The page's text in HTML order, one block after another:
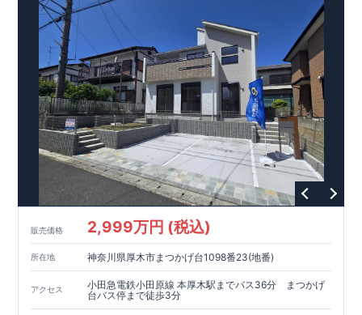
間取りのポイント
■ ホテルライクで実用的な洗面スペース
（オープンサニタリー
irodori／詳細ページへ）
可変型プランの主寝室＋WIC主寝室にはウォークインクローゼッ
トを設置。 将来、間仕切り壁（有償）を設けることで、 プラス
室として使える可変型の間取りです。
家計にやさしい住宅性能
長期優良住宅
住宅ローン控除額の優遇、 固定資産税の減額期間延長など 税制
面でのメリットが受けられます。
耐震等級 制震ダンパー 建築基準法の1.5倍の耐震性。
％）対象です。
太陽光発電 標準搭載
自家消費分は月額サービス料０円 。※サービス期間（
中の売電収入は事業者に帰属しますが、
契約満了後は売電収入
を含めお客様に帰属します。
販売価格 2,999万円 (税込)
所在地 神奈川県厚木市まつかげ台1098番23(地番)
アクセス
小田急電鉄小田原線 本厚木駅までバス36分 まつかげ
台バス停まで徒歩3分